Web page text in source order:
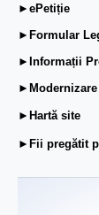
►ePetiție
►Formular
►Informații
►Modernizare
►Hartă site
►Fii pregătit